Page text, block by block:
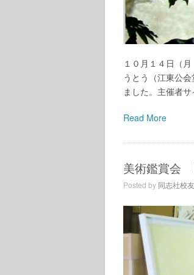
１０月１４日（
うとう（江東公
ました。主催者
Read More
美術鑑賞会
Posted by 同志社校